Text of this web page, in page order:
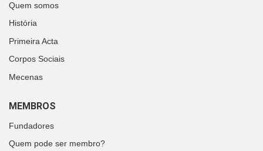
Quem somos
História
Primeira Acta
Corpos Sociais
Mecenas
MEMBROS
Fundadores
Quem pode ser membro?